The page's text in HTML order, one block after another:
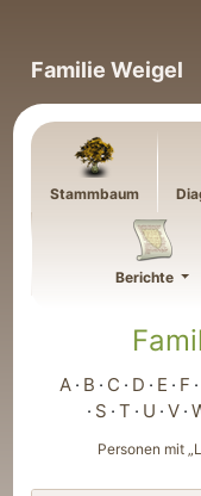
Familie Weigel
Stammbaum
Berichte
A B C D E F
S T U V
Personen mit „